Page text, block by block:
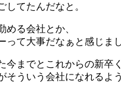
してたんだなと。
める会社とか、
って大事だなぁと感じまし
今までとこれからの新卒
そういう会社になれるよ